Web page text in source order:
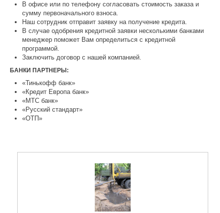
В офисе или по телефону согласовать стоимость заказа и
сумму первоначального взноса.
Наш сотрудник отправит заявку на получение кредита.
В случае одобрения кредитной заявки несколькими банками
менеджер поможет Вам определиться с кредитной
программой.
Заключить договор с нашей компанией.
БАНКИ ПАРТНЕРЫ:
«Тинькофф банк»
«Кредит Европа банк»
«МТС банк»
«Русский стандарт»
«ОТП»